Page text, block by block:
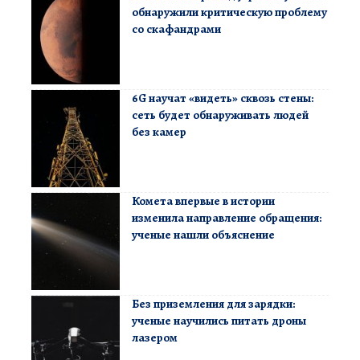
обнаружили критическую проблему
со скафандрами
6G научат «видеть» сквозь стены:
сеть будет обнаруживать людей
без камер
Комета впервые в истории
изменила направление обращения:
ученые нашли объяснение
Без приземления для зарядки:
ученые научились питать дроны
лазером